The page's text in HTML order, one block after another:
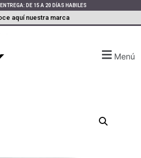
DE 15 A 20 DÍAS HABILES
aquí nuestra marca
Menú